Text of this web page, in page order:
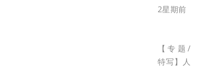
2星期前
【专题/
特写】人